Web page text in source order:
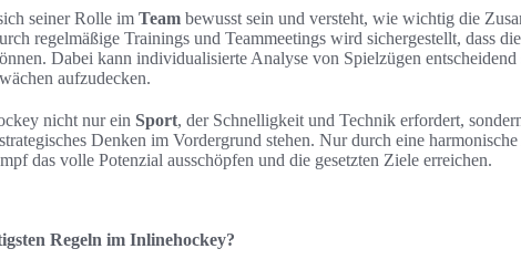
seiner Rolle im Team bewusst sein und versteht, wie wichtig die
regelmäßige Trainings und Teammeetings wird sichergestellt, dass
Dabei kann individualisierte Analyse von Spielzügen entscheidend
aufzudecken.
nicht nur ein Sport, der Schnelligkeit und Technik erfordert,
Denken im Vordergrund stehen. Nur durch eine
das volle Potenzial ausschöpfen und die gesetzten Ziele erreichen.
Regeln im Inlinehockey?